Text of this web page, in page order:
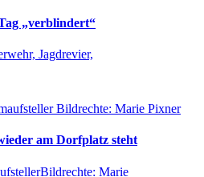
„verblindert“
Jagdrevier,
am Dorfplatz steht
Marie